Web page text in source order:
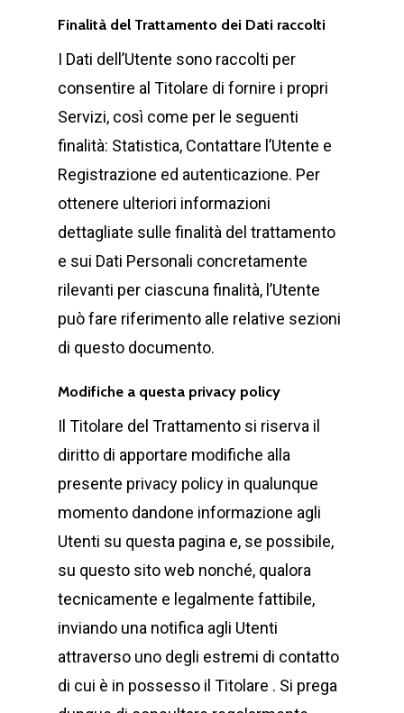
Finalità del Trattamento dei Dati raccolti
I Dati dell’Utente sono raccolti per
consentire al Titolare di fornire i propri
Servizi, così come per le seguenti
finalità: Statistica, Contattare l’Utente e
Registrazione ed autenticazione. Per
ottenere ulteriori informazioni
dettagliate sulle finalità del trattamento
e sui Dati Personali concretamente
rilevanti per ciascuna finalità, l’Utente
può fare riferimento alle relative sezioni
di questo documento.
Modifiche a questa privacy policy
Il Titolare del Trattamento si riserva il
diritto di apportare modifiche alla
presente privacy policy in qualunque
momento dandone informazione agli
Utenti su questa pagina e, se possibile,
su questo sito web nonché, qualora
tecnicamente e legalmente fattibile,
inviando una notifica agli Utenti
attraverso uno degli estremi di contatto
di cui è in possesso il Titolare . Si prega